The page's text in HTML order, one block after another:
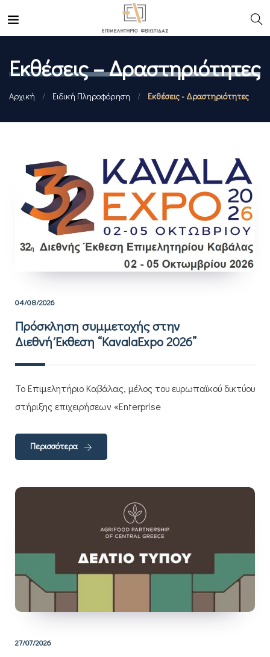
Εκθέσεις – Δραστηριότητες
Αρχική / Ειδική Πληροφόρηση / Εκθέσεις - Δραστηριότητες
04/08/2026
Πρόσκληση συμμετοχής στην
Διεθνή Έκθεση “KavalaExpo 2026”
Το Επιμελητήριο Καβάλας, μέλος του ευρωπαϊκού δικτύου
στήριξης επιχειρήσεων «Enterprise
Περισσότερα
27/07/2026